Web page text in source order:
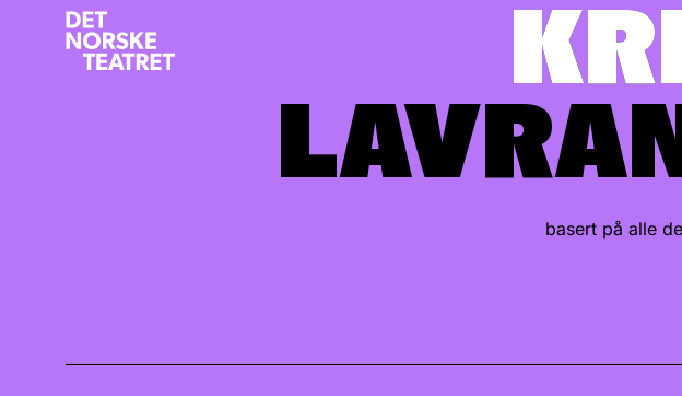
basert på alle